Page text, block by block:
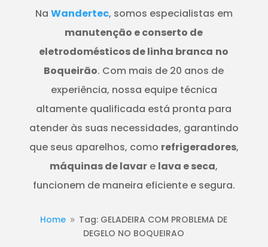
Na Wandertec, somos especialistas em
manutenção e conserto de
eletrodomésticos de linha branca no
Boqueirão. Com mais de 20 anos de
experiência, nossa equipe técnica
altamente qualificada está pronta para
atender às suas necessidades, garantindo
que seus aparelhos, como refrigeradores,
máquinas de lavar e lava e seca,
funcionem de maneira eficiente e segura.
Home 9 Tag: GELADEIRA COM PROBLEMA DE
DEGELO NO BOQUEIRAO